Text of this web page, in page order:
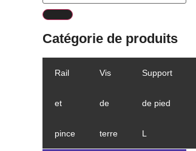
Catégorie de produits
Rail
et
pince
Vis
de
terre
Support
de pied
L